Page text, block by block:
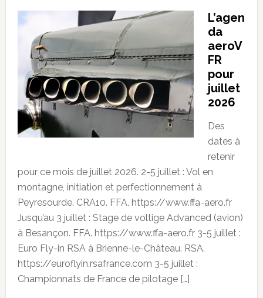
L’agen
da
aeroV
FR
pour
juillet
2026
Des
dates à
retenir
pour ce mois de juillet 2026. 2-5 juillet : Vol en
montagne, initiation et perfectionnement à
Peyresourde. CRA10. FFA. https://www.ffa-aero.fr
Jusqu’au 3 juillet : Stage de voltige Advanced (avion)
à Besançon. FFA. https://www.ffa-aero.fr 3-5 juillet :
Euro Fly-in RSA à Brienne-le-Château. RSA.
https://euroflyin.rsafrance.com 3-5 juillet :
Championnats de France de pilotage […]